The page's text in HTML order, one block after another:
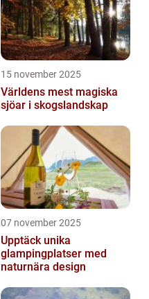
15 november 2025
Världens mest magiska
sjöar i skogslandskap
07 november 2025
Upptäck unika
glampingplatser med
naturnära design